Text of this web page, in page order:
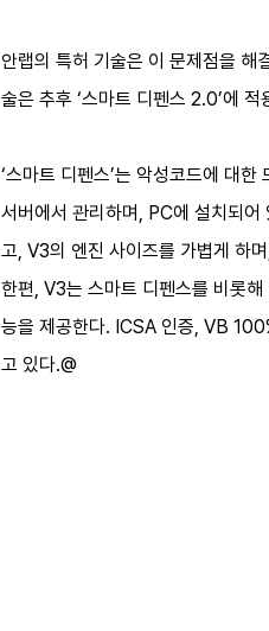
안랩의 특허 기술은 이 문제점을 해
술은 추후 ‘스마트 디펜스 2.0’에 적
‘스마트 디펜스’는 악성코드에 대
서버에서 관리하며, PC에 설치되
고, V3의 엔진 사이즈를 가볍게 하
한편, V3는 스마트 디펜스를 비롯
능을 제공한다. ICSA 인증, VB
고 있다.@